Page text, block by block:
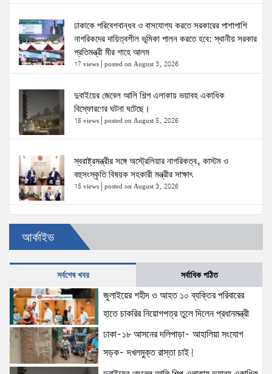
ঢাকাকে পরিবেশবান্ধব ও বাসযোগ্য করতে সরকারের পাশাপাশি
নাগরিকদের দায়িত্বশীল ভূমিকা পালন করতে হবে: স্থানীয় সরকার
প্রতিমন্ত্রী মীর শাহে আলম
17 views posted on August 3, 2026
দুবাইয়ের জেবেল আলি শিল্প এলাকায় ভয়াবহ একাধিক
বিস্ফোরণের ঘটনা ঘটেছে।
16 views posted on August 5, 2026
স্বরাষ্ট্রমন্ত্রীর সঙ্গে অস্ট্রেলিয়ার নাগরিকত্ব, কাস্টম ও
বহুসংস্কৃতি বিষয়ক সহকারী মন্ত্রীর সাক্ষাৎ
15 views posted on August 3, 2026
ঢাকা-১৮ আসনের দলিপাড়া- আহালিয়া সংযোগ সড়ক-
দখলমুক্ত রাস্তা চাই!
15 views|posted on August 6, 2026
জুলাইয়ের শহীদ ও আহত ১০ ব্যক্তির পরিবারের হাতে চাকরির
নিয়োগপত্র তুলে দিলেন প্রধানমন্ত্রী
15 views |posted on August 8, 2026
আইনশৃঙ্খলা পরিস্থিতি সম্পূর্ণ নিয়ন্ত্রণে রয়েছে: স্বরাষ্ট্রমন্ত্রী
12 views |posted on August 3, 2026
আর্কাইভ
সর্বশেষ খবর সর্বাধিক পঠিত
জুলাইয়ের শহীদ ও আহত ১০ ব্যক্তির পরিবারের
হাতে চাকরির নিয়োগপত্র তুলে দিলেন প্রধানমন্ত্রী
ঢাকা-১৮ আসনের দলিপাড়া- আহালিয়া সংযোগ
সড়ক- দখলমুক্ত রাস্তা চাই!